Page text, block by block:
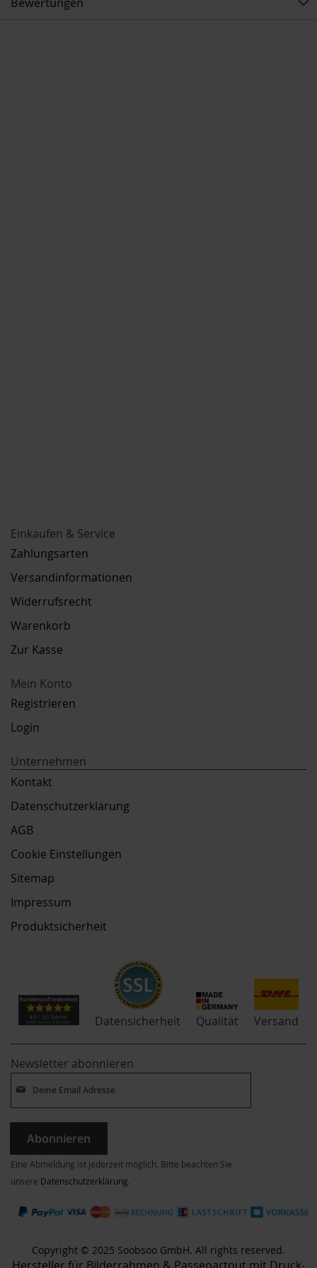
Bewertungen
Einkaufen & Service
Zahlungsarten
Versandinformationen
Widerrufsrecht
Warenkorb
Zur Kasse
Mein Konto
Registrieren
Login
Unternehmen
Kontakt
Datenschutzerklärung
AGB
Cookie Einstellungen
Sitemap
Impressum
Produktsicherheit
Datensicherheit Qualität Versand
Newsletter abonnieren
Abonnieren
Eine Abmeldung ist jederzeit möglich. Bitte beachten Sie
unsere Datenschutzerklärung.
Copyright © 2025 Soobsoo GmbH. All rights reserved.